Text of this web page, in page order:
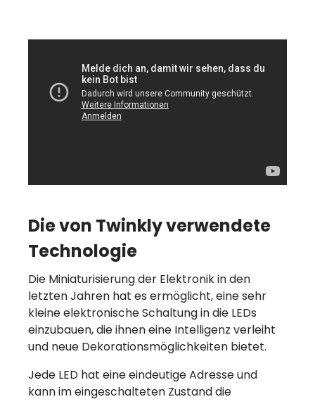
Die von Twinkly verwendete
Technologie
Die Miniaturisierung der Elektronik in den
letzten Jahren hat es ermöglicht, eine sehr
kleine elektronische Schaltung in die LEDs
einzubauen, die ihnen eine Intelligenz verleiht
und neue Dekorationsmöglichkeiten bietet.
Jede LED hat eine eindeutige Adresse und
kann im eingeschalteten Zustand die